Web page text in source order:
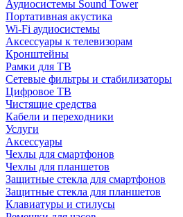
Аудиосистемы Sound Tower
Портативная акустика
Wi-Fi аудиосистемы
Аксессуары к телевизорам
Кронштейны
Рамки для ТВ
Сетевые фильтры и стабилизаторы
Цифровое ТВ
Чистящие средства
Кабели и переходники
Услуги
Аксессуары
Чехлы для смартфонов
Чехлы для планшетов
Защитные стекла для смартфонов
Защитные стекла для планшетов
Клавиатуры и стилусы